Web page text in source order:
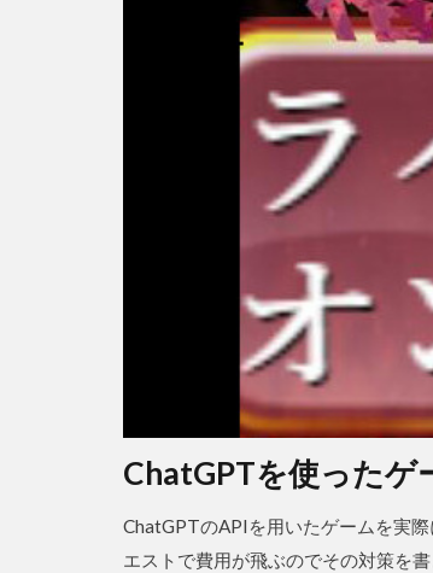
ChatGPTを使ったゲ
ChatGPTのAPIを用いたゲームを実
エストで費用が飛ぶのでその対策を書